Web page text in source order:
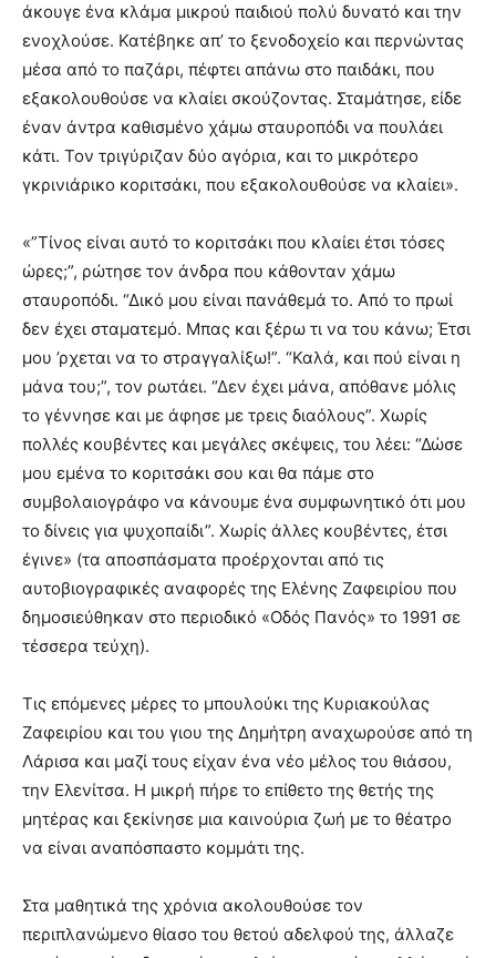
άκουγε ένα κλάμα μικρού παιδιού πολύ δυνατό και την
ενοχλούσε. Κατέβηκε απ’ το ξενοδοχείο και περνώντας
μέσα από το παζάρι, πέφτει απάνω στο παιδάκι, που
εξακολουθούσε να κλαίει σκούζοντας. Σταμάτησε, είδε
έναν άντρα καθισμένο χάμω σταυροπόδι να πουλάει
κάτι. Τον τριγύριζαν δύο αγόρια, και το μικρότερο
γκρινιάρικο κοριτσάκι, που εξακολουθούσε να κλαίει».
«”Τίνος είναι αυτό το κοριτσάκι που κλαίει έτσι τόσες
ώρες;”, ρώτησε τον άνδρα που κάθονταν χάμω
σταυροπόδι. “Δικό μου είναι πανάθεμά το. Από το πρωί
δεν έχει σταματεμό. Μπας και ξέρω τι να του κάνω; Έτσι
μου ’ρχεται να το στραγγαλίξω!”. “Καλά, και πού είναι η
μάνα του;”, τον ρωτάει. “Δεν έχει μάνα, απόθανε μόλις
το γέννησε και με άφησε με τρεις διαόλους”. Χωρίς
πολλές κουβέντες και μεγάλες σκέψεις, του λέει: “Δώσε
μου εμένα το κοριτσάκι σου και θα πάμε στο
συμβολαιογράφο να κάνουμε ένα συμφωνητικό ότι μου
το δίνεις για ψυχοπαίδι”. Χωρίς άλλες κουβέντες, έτσι
έγινε» (τα αποσπάσματα προέρχονται από τις
αυτοβιογραφικές αναφορές της Ελένης Ζαφειρίου που
δημοσιεύθηκαν στο περιοδικό «Οδός Πανός» το 1991 σε
τέσσερα τεύχη).
Τις επόμενες μέρες το μπουλούκι της Κυριακούλας
Ζαφειρίου και του γιου της Δημήτρη αναχωρούσε από τη
Λάρισα και μαζί τους είχαν ένα νέο μέλος του θιάσου,
την Ελενίτσα. Η μικρή πήρε το επίθετο της θετής της
μητέρας και ξεκίνησε μια καινούρια ζωή με το θέατρο
να είναι αναπόσπαστο κομμάτι της.
Στα μαθητικά της χρόνια ακολουθούσε τον
περιπλανώμενο θίασο του θετού αδελφού της, άλλαζε